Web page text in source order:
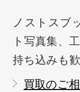
ノストスブ
ト写真集、
持ち込みも
買取のご